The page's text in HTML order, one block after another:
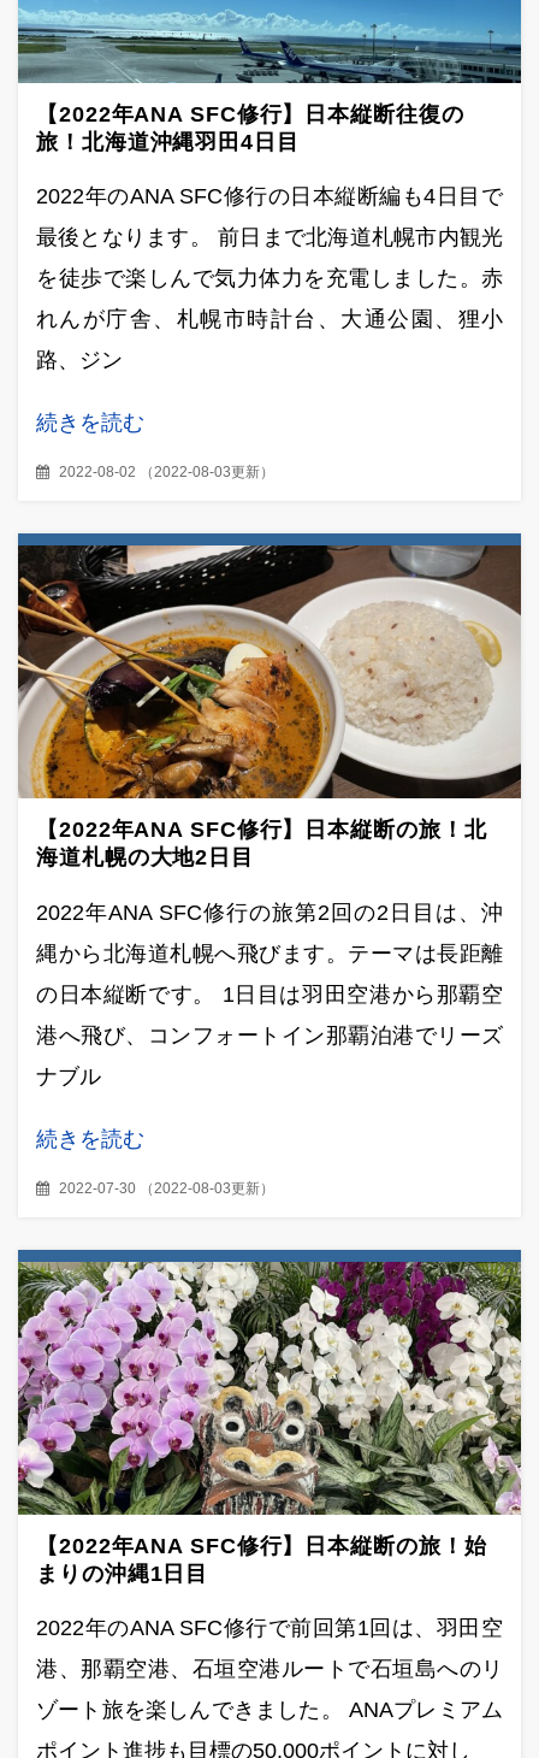
【2022年ANA SFC修行】日本縦断往復の
旅！北海道沖縄羽田4日目
2022年のANA SFC修行の日本縦断編も4日目で
最後となります。 前日まで北海道札幌市内観光
を徒歩で楽しんで気力体力を充電しました。赤
れんが庁舎、札幌市時計台、大通公園、狸小
路、ジン
続きを読む
2022-08-02 （2022-08-03更新）
【2022年ANA SFC修行】日本縦断の旅！北
海道札幌の大地2日目
2022年ANA SFC修行の旅第2回の2日目は、沖
縄から北海道札幌へ飛びます。テーマは長距離
の日本縦断です。 1日目は羽田空港から那覇空
港へ飛び、コンフォートイン那覇泊港でリーズ
ナブル
続きを読む
2022-07-30 （ 2022-08-03更新）
【2022年ANA SFC修行】日本縦断の旅！始
まりの沖縄1日目
2022年のANA SFC修行で前回第1回は、羽田空
港、那覇空港、石垣空港ルートで石垣島へのリ
ゾート旅を楽しんできました。 ANAプレミアム
ポイント進捗も目標の50,000ポイントに対し